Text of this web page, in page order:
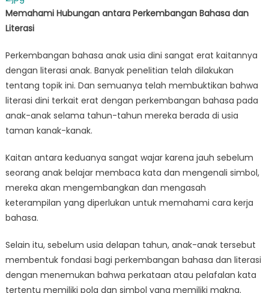
Memahami Hubungan antara Perkembangan Bahasa dan
Literasi
Perkembangan bahasa anak usia dini sangat erat kaitannya
dengan literasi anak. Banyak penelitian telah dilakukan
tentang topik ini. Dan semuanya telah membuktikan bahwa
literasi dini terkait erat dengan perkembangan bahasa pada
anak-anak selama tahun-tahun mereka berada di usia
taman kanak-kanak.
Kaitan antara keduanya sangat wajar karena jauh sebelum
seorang anak belajar membaca kata dan mengenali simbol,
mereka akan mengembangkan dan mengasah
keterampilan yang diperlukan untuk memahami cara kerja
bahasa.
Selain itu, sebelum usia delapan tahun, anak-anak tersebut
membentuk fondasi bagi perkembangan bahasa dan literasi
dengan menemukan bahwa perkataan atau pelafalan kata
tertentu memiliki pola dan simbol yang memiliki makna.